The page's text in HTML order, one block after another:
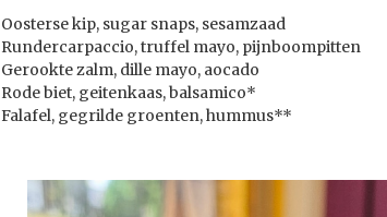
Oosterse kip, sugar snaps, sesamzaad
Rundercarpaccio, truffel mayo, pijnboompitten
Gerookte zalm, dille mayo, aocado
Rode biet, geitenkaas, balsamico*
Falafel, gegrilde groenten, hummus**